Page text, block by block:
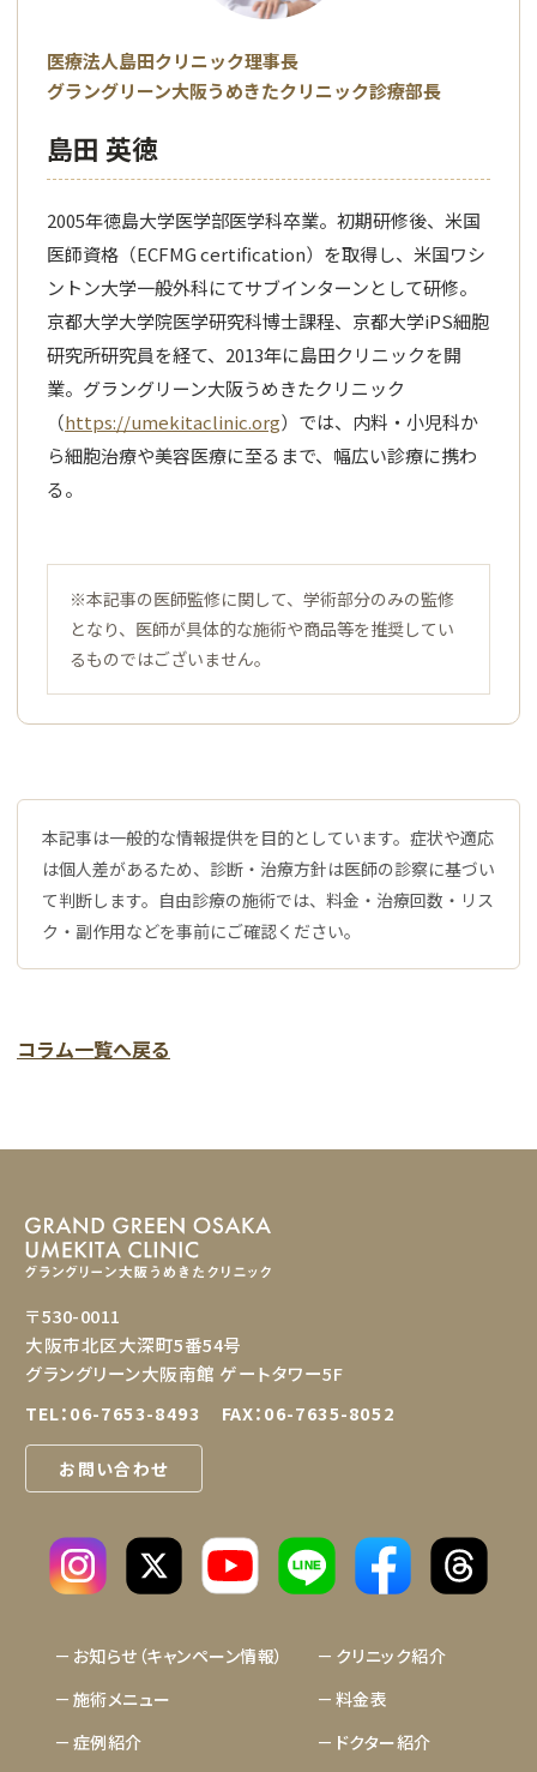
医療法人島田クリニック理事長
グラングリーン大阪うめきたクリニック診療部長
島田 英徳
2005年徳島大学医学部医学科卒業。初期研修後、米国
医師資格（ECFMG certification）を取得し、米国ワシ
ントン大学一般外科にてサブインターンとして研修。
京都大学大学院医学研究科博士課程、京都大学iPS細胞
研究所研究員を経て、2013年に島田クリニックを開
業。グラングリーン大阪うめきたクリニック
（https://umekitaclinic.org）では、内料・小児科か
ら細胞治療や美容医療に至るまで、幅広い診療に携わ
る。
※本記事の医師監修に関して、学術部分のみの監修
となり、医師が具体的な施術や商品等を推奨してい
るものではございません。
本記事は一般的な情報提供を目的としています。症状や適応
は個人差があるため、診断・治療方針は医師の診察に基づい
て判断します。自由診療の施術では、料金・治療回数・リス
ク・副作用などを事前にご確認ください。
コラム一覧へ戻る
〒530-0011
大阪市北区大深町5番54号
グラングリーン大阪南館 ゲートタワー5F
TEL：06-7653-8493 FAX：06-7635-8052
お問い合わせ
LINE
お知らせ（キャンペーン情報）
クリニック紹介
施術メニュー
料金表
症例紹介
ドクター紹介